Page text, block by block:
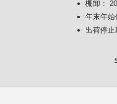
棚卸：
年末年始
出荷停